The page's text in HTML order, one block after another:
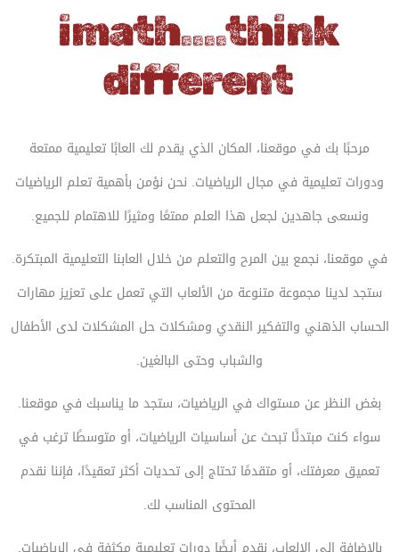
ألعاب تفكيرية
منهجيات تعليمية حديثة تهدف إلى
تعزيز المهارات الرياضية وتنمية
imath....think
different
مرحبًا بك في موقعنا، المكان الذي يقدم لك العابًا تعليمية ممتعة
ودورات تعليمية في مجال الرياضيات. نحن نؤمن بأهمية تعلم الرياضيات
ونسعى جاهدين لجعل هذا العلم ممتعًا ومثيرًا للاهتمام للجميع.
في موقعنا، نجمع بين المرح والتعلم من خلال العابنا التعليمية المبتكرة.
ستجد لدينا مجموعة متنوعة من الألعاب التي تعمل على تعزيز مهارات
الحساب الذهني والتفكير النقدي ومشكلات حل المشكلات لدى الأطفال
والشباب وحتى البالغين.
بغض النظر عن مستواك في الرياضيات، ستجد ما يناسبك في موقعنا.
سواء كنت مبتدئًا تبحث عن أساسيات الرياضيات، أو متوسطًا ترغب في
تعميق معرفتك، أو متقدمًا تحتاج إلى تحديات أكثر تعقيدًا، فإننا نقدم
المحتوى المناسب لك.